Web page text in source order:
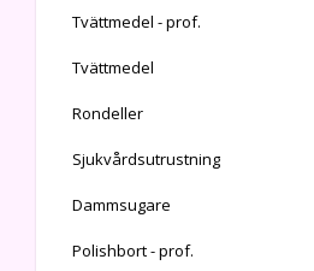
Tvättmedel - prof.
Tvättmedel
Rondeller
Sjukvårdsutrustning
Dammsugare
Polishbort - prof.